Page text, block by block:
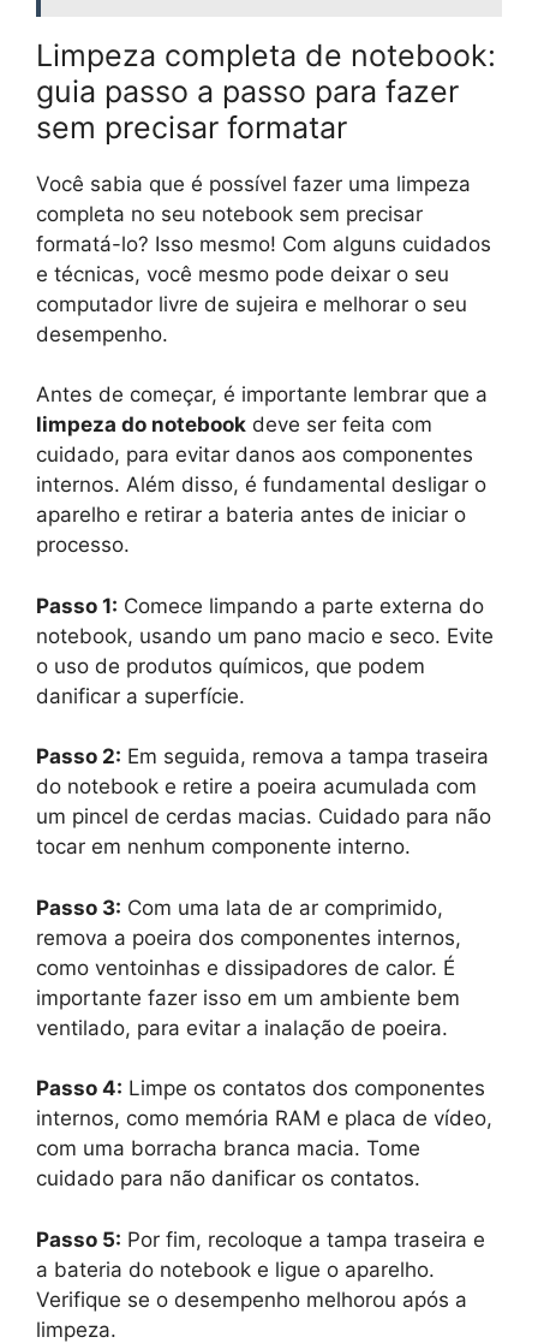
Limpeza completa de notebook:
guia passo a passo para fazer
sem precisar formatar
Você sabia que é possível fazer uma limpeza
completa no seu notebook sem precisar
formatá-lo? Isso mesmo! Com alguns cuidados
e técnicas, você mesmo pode deixar o seu
computador livre de sujeira e melhorar o seu
desempenho.
Antes de começar, é importante lembrar que a
limpeza do notebook deve ser feita com
cuidado, para evitar danos aos componentes
internos. Além disso, é fundamental desligar o
aparelho e retirar a bateria antes de iniciar o
processo.
Passo 1: Comece limpando a parte externa do
notebook, usando um pano macio e seco. Evite
o uso de produtos químicos, que podem
danificar a superfície.
Passo 2: Em seguida, remova a tampa traseira
do notebook e retire a poeira acumulada com
um pincel de cerdas macias. Cuidado para não
tocar em nenhum componente interno.
Passo 3: Com uma lata de ar comprimido,
remova a poeira dos componentes internos,
como ventoinhas e dissipadores de calor. É
importante fazer isso em um ambiente bem
ventilado, para evitar a inalação de poeira.
Passo 4: Limpe os contatos dos componentes
internos, como memória RAM e placa de vídeo,
com uma borracha branca macia. Tome
cuidado para não danificar os contatos.
Passo 5: Por fim, recoloque a tampa traseira e
a bateria do notebook e ligue o aparelho.
Verifique se o desempenho melhorou após a
limpeza.